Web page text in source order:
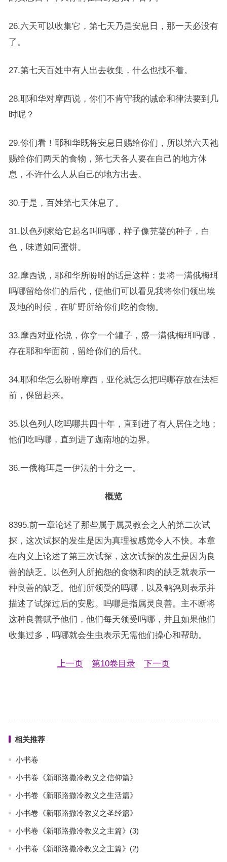
26.六天可以收集它，第七天乃是安息日，那一天必没有
了。
27.第七天百姓中有人出去收集，什么也找不着。
28.耶和华对摩西说，你们不肯守我的诫命和律法要到几
时呢？
29.你们看！耶和华既将安息日赐给你们，所以第六天祂
赐给你们两天的食物，第七天各人要在自己的地方休
息，不许什么人从自己的地方出去。
30.于是，百姓第七天休息了。
31.以色列家给它起名叫吗哪，样子像芫荽的种子，白
色，味道如同蜜饼。
32.摩西说，耶和华所吩咐的话是这样：要将一满俄梅珥
吗哪留给你们的后代，使他们可以看见我将你们领出埃
及地的时候，在旷野所给你们吃的食物。
33.摩西对亚伦说，你拿一个罐子，盛一满俄梅珥吗哪，
存在耶和华面前，留给你们的后代。
34.耶和华怎么吩咐摩西，亚伦就怎么把吗哪存放在法柜
前，保留起来。
35.以色列人吃吗哪共四十年，直到进了有人居住之地；
他们吃吗哪，直到进了迦南地的边界。
36.一俄梅珥是一伊法的十分之一。
概览
8395.前一章论述了那些属于属灵教会之人的第二次试
探，这次试探的发生是因为真理被感觉令人不快。本章
在内义上论述了第三次试探，这次试探的发生是因为良
善的缺乏。以色列人所抱怨的食物和肉的缺乏就表示一
种良善的缺乏。他们所领受的吗哪，以及鹌鹑则表示并
描述了试探过后的安慰。吗哪是指属灵良善。主不断将
这种良善赋予他们，他们每天领受吗哪，并且如果他们
收集过多，吗哪就会生虫表示无需他们操心和帮助。
上一页 第10卷目录 下一页
相关推荐
小书卷
小书卷《新耶路撒冷教义之信仰篇》
小书卷《新耶路撒冷教义之生活篇》
小书卷《新耶路撒冷教义之圣经篇》
小书卷《新耶路撒冷教义之主篇》(3)
小书卷《新耶路撒冷教义之主篇》(2)